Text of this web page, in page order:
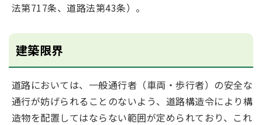
法第717条、道路法第43条） 。
建築限界
道路においては、一般通行者（車両・歩行者）の安全な
通行が妨げられることのないよう、道路構造令により構
造物を配置してはならない範囲が定められており、これ